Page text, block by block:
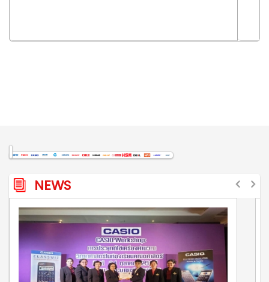
NEWS